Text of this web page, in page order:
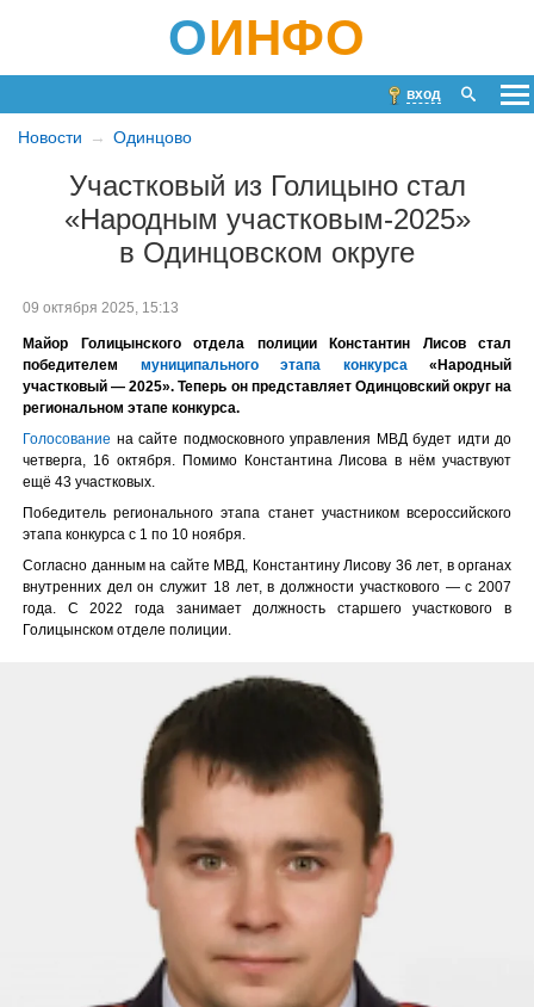
ОИНФО
вход
Новости Одинцово
Участковый из Голицыно стал
«Народным участковым-2025»
в Одинцовском округе
09 октября 2025, 15:13
Майор Голицынского отдела полиции Константин Лисов стал
победителем муниципального этапа конкурса «Народный
участковый — 2025». Теперь он представляет Одинцовский округ на
региональном этапе конкурса.
Голосование на сайте подмосковного управления МВД будет идти до
четверга, 16 октября. Помимо Константина Лисова в нём участвуют
ещё 43 участковых.
Победитель регионального этапа станет участником всероссийского
этапа конкурса с 1 по 10 ноября.
Согласно данным на сайте МВД, Константину Лисову 36 лет, в органах
внутренних дел он служит 18 лет, в должности участкового — с 2007
года. С 2022 года занимает должность старшего участкового в
Голицынском отделе полиции.